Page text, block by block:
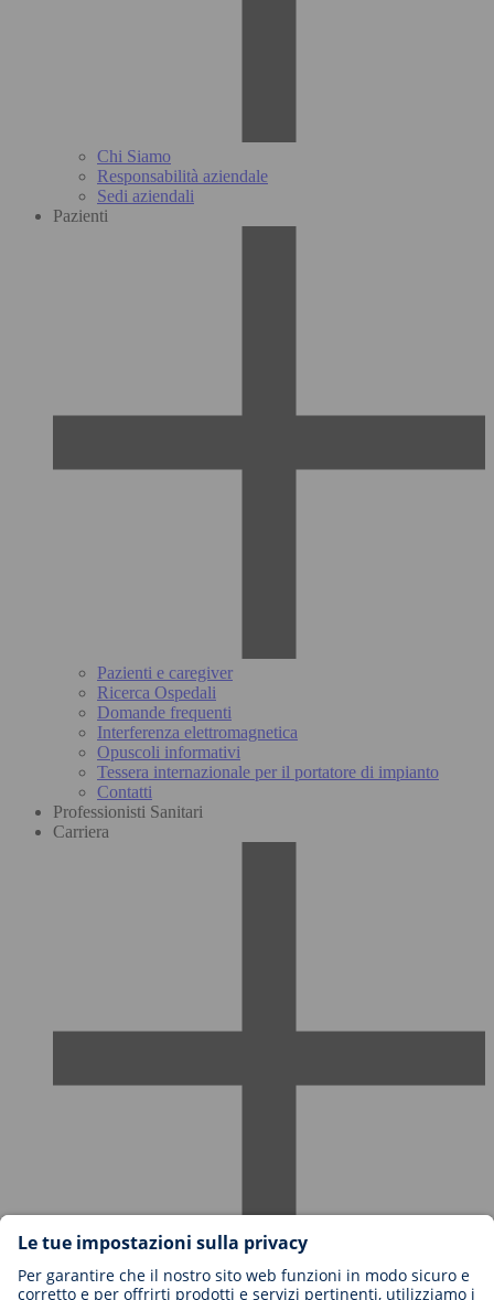
Chi Siamo
Responsabilità aziendale
Sedi aziendali
Pazienti
Pazienti e caregiver
Ricerca Ospedali
Domande frequenti
Interferenza elettromagnetica
Opuscoli informativi
Tessera internazionale per il portatore di impianto
Contatti
Professionisti Sanitari
Carriera
Carriere in BIOTRONIK